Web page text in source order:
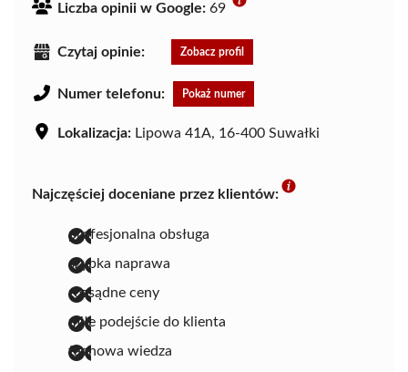
Liczba opinii w Google: 69
Czytaj opinie: Zobacz profil
Numer telefonu: Pokaż numer
Lokalizacja: Lipowa 41A, 16-400 Suwałki
Najczęściej doceniane przez klientów:
profesjonalna obsługa
szybka naprawa
rozsądne ceny
miłe podejście do klienta
fachowa wiedza